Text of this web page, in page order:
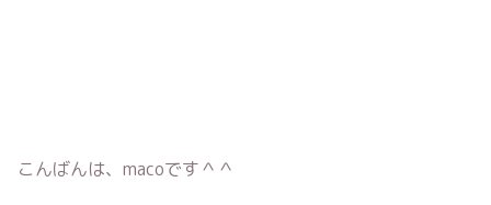
こんばんは、macoです＾＾